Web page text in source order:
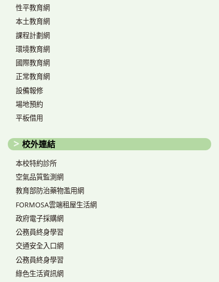
性平教育網
本土教育網
課程計劃網
環境教育網
國際教育網
正常教育網
設備報修
場地預約
平板借用
校外連結
本校特約診所
空氣品質監測網
教育部防治藥物濫用網
FORMOSA雲端租屋生活網
政府電子採購網
公務員終身學習
交通安全入口網
公務員終身學習
綠色生活資訊網